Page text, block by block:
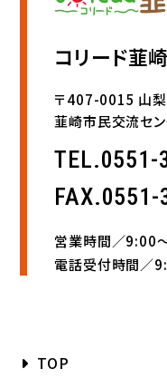
コリード韮崎
〒407-0015 山
韮崎市民交流セ
TEL.0551-
FAX.0551-
営業時間／9:00
電話受付時間／
TOP